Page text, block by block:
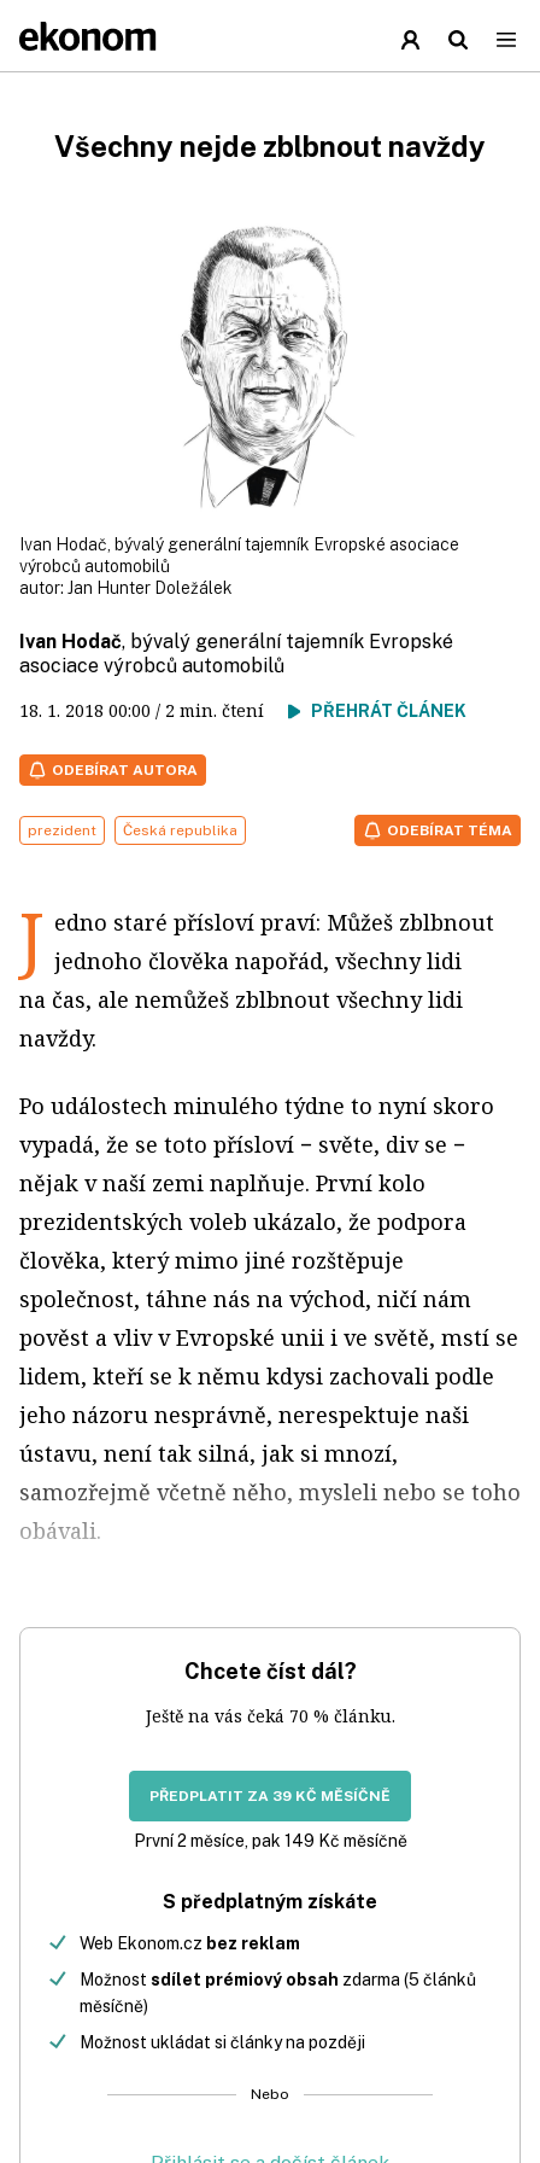
Všechny nejde zblbnout navždy
Ivan Hodač, bývalý generální tajemník Evropské asociace
výrobců automobilů
autor: Jan Hunter Doležálek
Ivan Hodač, bývalý generální tajemník Evropské
asociace výrobců automobilů
18. 1. 2018 00:00 / 2 min. čtení PŘEHRÁT ČLÁNEK
ODEBÍRAT AUTORA
prezident Česká republika ODEBÍRAT TÉMA
J edno staré přísloví praví: Můžeš zblbnout
jednoho člověka napořád, všechny lidi
na čas, ale nemůžeš zblbnout všechny lidi
navždy.
Po událostech minulého týdne to nyní skoro
vypadá, že se toto přísloví − světe, div se −
nějak v naší zemi naplňuje. První kolo
prezidentských voleb ukázalo, že podpora
člověka, který mimo jiné rozštěpuje
společnost, táhne nás na východ, ničí nám
pověst a vliv v Evropské unii i ve světě, mstí se
lidem, kteří se k němu kdysi zachovali podle
jeho názoru nesprávně, nerespektuje naši
ústavu, není tak silná, jak si mnozí,
samozřejmě včetně něho, mysleli nebo se toho
obávali.
Chcete číst dál?
Ještě na vás čeká 70 % článku.
PŘEDPLATIT ZA 39 KČ MĚSÍČNĚ
První 2 měsíce, pak 149 Kč měsíčně
S předplatným získáte
Web Ekonom.cz bez reklam
Možnost sdílet prémiový obsah zdarma (5 článků
měsíčně)
Možnost ukládat si články na později
Nebo